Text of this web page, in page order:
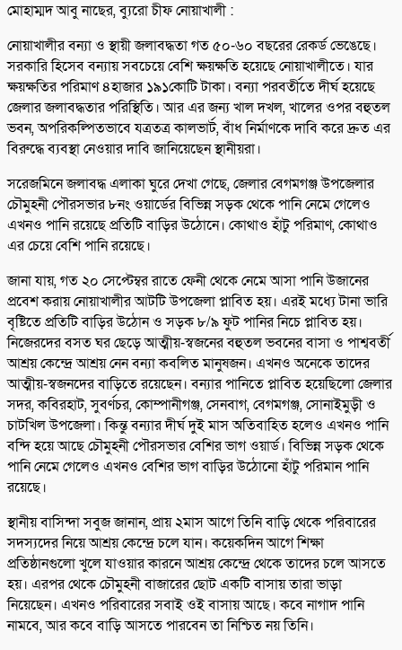
মোহাম্মদ আবু নাছের, ব্যুরো চীফ নোয়াখালী :
নোয়াখালীর বন্যা ও স্থায়ী জলাবদ্ধতা গত ৫০-৬০ বছরের রেকর্ড ভেঙেছে।
সরকারি হিসেব বন্যায় সবচেয়ে বেশি ক্ষয়ক্ষতি হয়েছে নোয়াখালীতে। যার
ক্ষয়ক্ষতির পরিমাণ ৪হাজার ১৯১কোটি টাকা। বন্যা পরবর্তীতে দীর্ঘ হয়েছে
জেলার জলাবদ্ধতার পরিস্থিতি। আর এর জন্য খাল দখল, খালের ওপর বহুতল
ভবন, অপরিকল্পিতভাবে যত্রতত্র কালভার্ট, বাঁধ নির্মাণকে দাবি করে দ্রুত এর
বিরুদ্ধে ব্যবস্থা নেওয়ার দাবি জানিয়েছেন স্থানীয়রা।
সরেজমিনে জলাবদ্ধ এলাকা ঘুরে দেখা গেছে, জেলার বেগমগঞ্জ উপজেলার
চৌমুহনী পৌরসভার ৮নং ওয়ার্ডের বিভিন্ন সড়ক থেকে পানি নেমে গেলেও
এখনও পানি রয়েছে প্রতিটি বাড়ির উঠোনে। কোথাও হাঁটু পরিমাণ, কোথাও
এর চেয়ে বেশি পানি রয়েছে।
জানা যায়, গত ২০ সেপ্টেম্বর রাতে ফেনী থেকে নেমে আসা পানি উজানের
প্রবেশ করায় নোয়াখালীর আটটি উপজেলা প্লাবিত হয়। এরই মধ্যে টানা ভারি
বৃষ্টিতে প্রতিটি বাড়ির উঠোন ও সড়ক ৮/৯ ফুট পানির নিচে প্লাবিত হয়।
নিজেরদের বসত ঘর ছেড়ে আত্মীয়-স্বজনের বহুতল ভবনের বাসা ও পাশ্ববর্তী
আশ্রয় কেন্দ্রে আশ্রয় নেন বন্যা কবলিত মানুষজন। এখনও অনেকে তাদের
আত্মীয়-স্বজনদের বাড়িতে রয়েছেন। বন্যার পানিতে প্লাবিত হয়েছিলো জেলার
সদর, কবিরহাট, সুবর্ণচর, কোম্পানীগঞ্জ, সেনবাগ, বেগমগঞ্জ, সোনাইমুড়ী ও
চাটখিল উপজেলা। কিন্তু বন্যার দীর্ঘ দুই মাস অতিবাহিত হলেও এখনও পানি
বন্দি হয়ে আছে চৌমুহনী পৌরসভার বেশির ভাগ ওয়ার্ড। বিভিন্ন সড়ক থেকে
পানি নেমে গেলেও এখনও বেশির ভাগ বাড়ির উঠোনো হাঁটু পরিমান পানি
রয়েছে।
স্থানীয় বাসিন্দা সবুজ জানান, প্রায় ২মাস আগে তিনি বাড়ি থেকে পরিবারের
সদস্যদের নিয়ে আশ্রয় কেন্দ্রে চলে যান। কয়েকদিন আগে শিক্ষা
প্রতিষ্ঠানগুলো খুলে যাওয়ার কারনে আশ্রয় কেন্দ্রে থেকে তাদের চলে আসতে
হয়। এরপর থেকে চৌমুহনী বাজারের ছোট একটি বাসায় তারা ভাড়া
নিয়েছেন। এখনও পরিবারের সবাই ওই বাসায় আছে। কবে নাগাদ পানি
নামবে, আর কবে বাড়ি আসতে পারবেন তা নিশ্চিত নয় তিনি।